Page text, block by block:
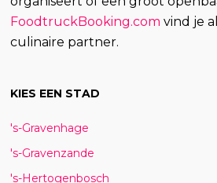
FoodtruckBooking.com vind je
culinaire partner.
KIES EEN STAD
's-Gravenhage
's-Gravenzande
's-Hertogenbosch